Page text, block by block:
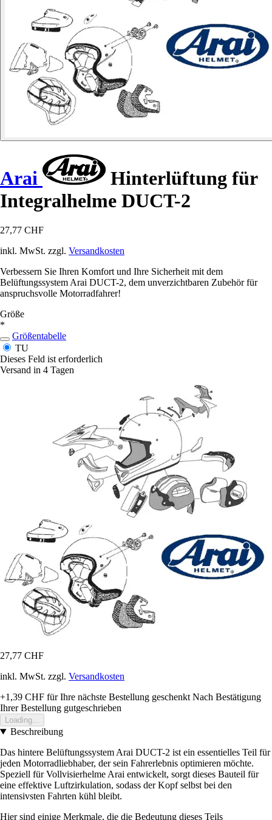
Arai
Hinterlüftung für
Integralhelme DUCT-2
27,77 CHF
inkl. MwSt. zzgl. Versandkosten
Verbessern Sie Ihren Komfort und Ihre Sicherheit mit dem
Belüftungssystem Arai DUCT-2, dem unverzichtbaren Zubehör für
anspruchsvolle Motorradfahrer!
Größe
*
Größentabelle
TU
Dieses Feld ist erforderlich
Versand in 4 Tagen
27,77 CHF
inkl. MwSt. zzgl. Versandkosten
+1,39 CHF für Ihre nächste Bestellung geschenkt Nach Bestätigung
Ihrer Bestellung gutgeschrieben
Loading...
Beschreibung
Das hintere Belüftungssystem Arai DUCT-2 ist ein essentielles Teil für
jeden Motorradliebhaber, der sein Fahrerlebnis optimieren möchte.
Speziell für Vollvisierhelme Arai entwickelt, sorgt dieses Bauteil für
eine effektive Luftzirkulation, sodass der Kopf selbst bei den
intensivsten Fahrten kühl bleibt.
Hier sind einige Merkmale, die die Bedeutung dieses Teils